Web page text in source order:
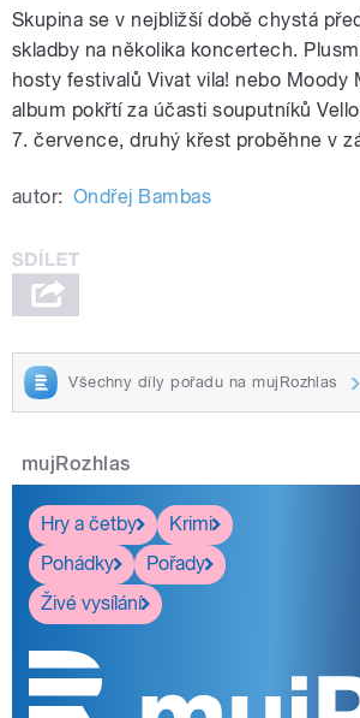
Skupina se v nejbližší době chystá
skladby na několika koncertech.
hosty festivalů Vivat vila! nebo Moody
album pokřtí za účasti souputníků
7. července, druhý křest proběhne v
autor: Ondřej Bambas
Všechny díly pořadu na mujRozhlas
mujRozhlas
Hry a četby
Krimi
Pohádky
Pořady
Živé vysílání